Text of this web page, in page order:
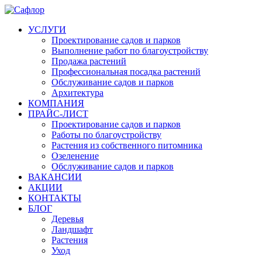
УСЛУГИ
Проектирование садов и парков
Выполнение работ по благоустройству
Продажа растений
Профессиональная посадка растений
Обслуживание садов и парков
Архитектура
КОМПАНИЯ
ПРАЙС-ЛИСТ
Проектирование садов и парков
Работы по благоустройству
Растения из собственного питомника
Озеленение
Обслуживание садов и парков
ВАКАНСИИ
АКЦИИ
КОНТАКТЫ
БЛОГ
Деревья
Ландшафт
Растения
Уход